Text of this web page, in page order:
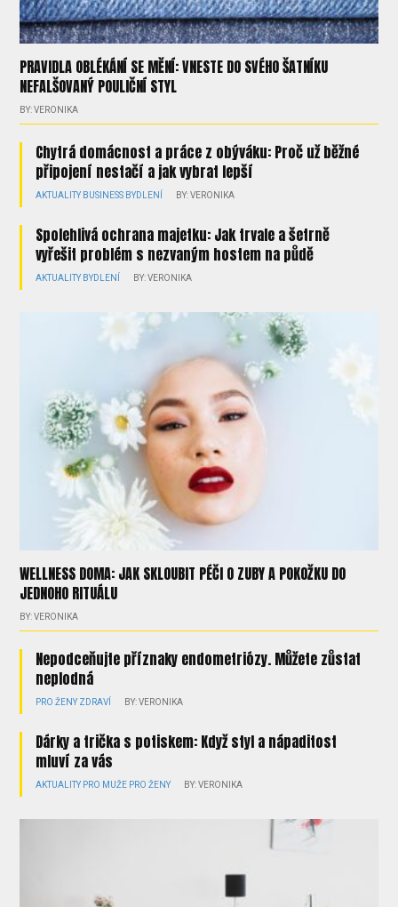
PRAVIDLA OBLÉKÁNÍ SE MĚNÍ: VNESTE DO SVÉHO ŠATNÍKU
NEFALŠOVANÝ POULIČNÍ STYL
BY: VERONIKA
Chytrá domácnost a práce z obýváku: Proč už běžné
připojení nestačí a jak vybrat lepší
AKTUALITY BUSINESS BYDLENÍ BY: VERONIKA
Spolehlivá ochrana majetku: Jak trvale a šetrně
vyřešit problém s nezvaným hostem na půdě
AKTUALITY BYDLENÍ BY: VERONIKA
WELLNESS DOMA: JAK SKLOUBIT PÉČI O ZUBY A POKOŽKU DO
JEDNOHO RITUÁLU
BY: VERONIKA
Nepodceňujte příznaky endometriózy. Můžete zůstat
neplodná
PRO ŽENY ZDRAVÍ BY: VERONIKA
Dárky a trička s potiskem: Když styl a nápaditost
mluví za vás
AKTUALITY PRO MUŽE PRO ŽENY BY: VERONIKA